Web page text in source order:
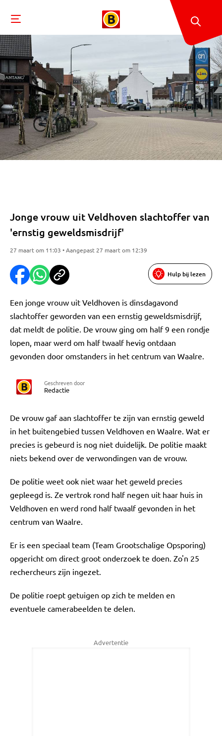
Jonge vrouw uit Veldhoven slachtoffer van
'ernstig geweldsmisdrijf'
27 maart om 11:03 • Aangepast 27 maart om 12:39
Hulp bij lezen
Een jonge vrouw uit Veldhoven is dinsdagavond
slachtoffer geworden van een ernstig geweldsmisdrijf,
dat meldt de politie. De vrouw ging om half 9 een rondje
lopen, maar werd om half twaalf hevig ontdaan
gevonden door omstanders in het centrum van Waalre.
Geschreven door
Redactie
De vrouw gaf aan slachtoffer te zijn van ernstig geweld
in het buitengebied tussen Veldhoven en Waalre. Wat er
precies is gebeurd is nog niet duidelijk. De politie maakt
niets bekend over de verwondingen van de vrouw.
De politie weet ook niet waar het geweld precies
gepleegd is. Ze vertrok rond half negen uit haar huis in
Veldhoven en werd rond half twaalf gevonden in het
centrum van Waalre.
Er is een speciaal team (Team Grootschalige Opsporing)
opgericht om direct groot onderzoek te doen. Zo'n 25
rechercheurs zijn ingezet.
De politie roept getuigen op zich te melden en
eventuele camerabeelden te delen.
Advertentie